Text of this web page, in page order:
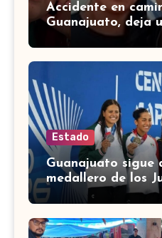
Accidente en
Guanajuato, deja
lesionado
Estado
Guanajuato sigue
medallero de los
Centroamericanos